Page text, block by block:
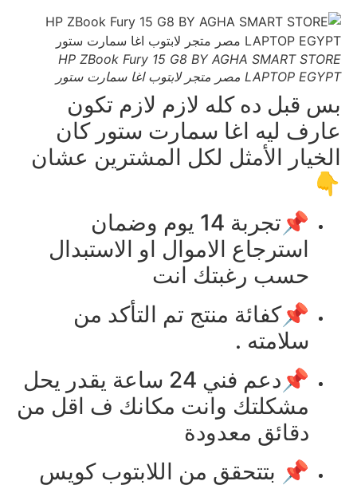
HP ZBook Fury 15 G8 BY AGHA SMART STORE
LAPTOP EGYPT مصر متجر لابتوب اغا سمارت ستور
بس قبل ده كله لازم لازم تكون
عارف ليه اغا سمارت ستور كان
الخيار الأمثل لكل المشترين عشان
👇
📌تجربة 14 يوم وضمان
استرجاع الاموال او الاستبدال
حسب رغبتك انت
📌كفائة منتج تم التأكد من
سلامته .
📌دعم فني 24 ساعة يقدر يحل
مشكلتك وانت مكانك ف اقل من
دقائق معدودة
📌 بتتحقق من اللابتوب كويس